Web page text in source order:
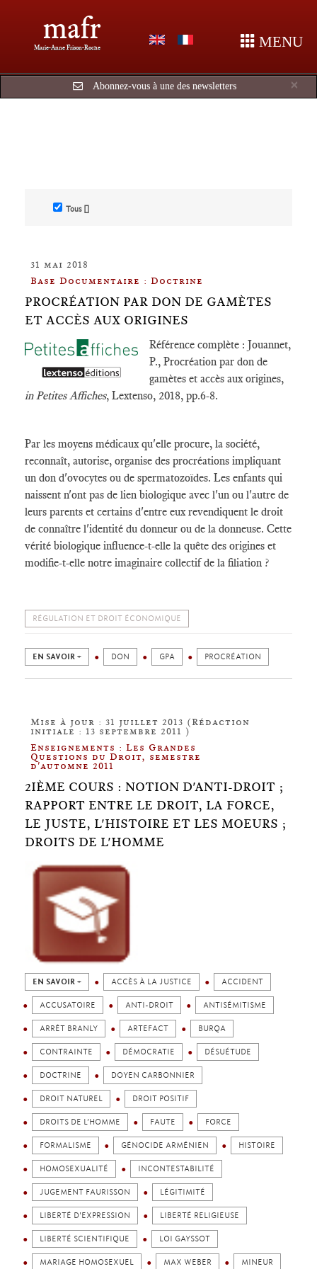
mafr
Marie-Anne Frison-Roche MENU
×
Abonnez-vous à une des newsletters
Tous []
31 mai 2018
Base Documentaire : Doctrine
PROCRÉATION PAR DON DE GAMÈTES
ET ACCÈS AUX ORIGINES
Référence complète : Jouannet,
P., Procréation par don de
gamètes et accès aux origines,
in Petites Affiches, Lextenso, 2018, pp.6-8.
Par les moyens médicaux qu'elle procure, la société,
reconnaît, autorise, organise des procréations impliquant
un don d'ovocytes ou de spermatozoïdes. Les enfants qui
naissent n'ont pas de lien biologique avec l'un ou l'autre de
leurs parents et certains d'entre eux revendiquent le droit
de connaître l'identité du donneur ou de la donneuse. Cette
vérité biologique influence-t-elle la quête des origines et
modifie-t-elle notre imaginaire collectif de la filiation ?
RÉGULATION ET DROIT ÉCONOMIQUE
EN SAVOIR + DON GPA PROCRÉATION
Mise à jour : 31 juillet 2013 (Rédaction
initiale : 13 septembre 2011 )
Enseignements : Les Grandes
Questions du Droit, semestre
d'automne 2011
2IÈME COURS : NOTION D'ANTI-DROIT ;
RAPPORT ENTRE LE DROIT, LA FORCE,
LE JUSTE, L'HISTOIRE ET LES MOEURS ;
DROITS DE L'HOMME
EN SAVOIR + ACCÈS À LA JUSTICE ACCIDENT
ACCUSATOIRE ANTI-DROIT ANTISÉMITISME
ARRÊT BRANLY ARTEFACT BURQA
CONTRAINTE DÉMOCRATIE DÉSUÉTUDE
DOCTRINE DOYEN CARBONNIER
DROIT NATUREL DROIT POSITIF
DROITS DE L’HOMME FAUTE FORCE
FORMALISME GÉNOCIDE ARMÉNIEN HISTOIRE
HOMOSEXUALITÉ INCONTESTABILITÉ
JUGEMENT FAURISSON LÉGITIMITÉ
LIBERTÉ D'EXPRESSION LIBERTÉ RELIGIEUSE
LIBERTÉ SCIENTIFIQUE LOI GAYSSOT
MARIAGE HOMOSEXUEL MAX WEBER MINEUR